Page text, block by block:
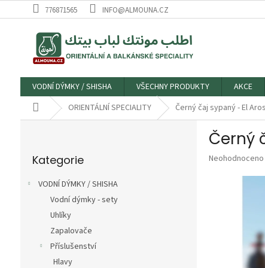
na
776871565 INFO@ALMOUNA.CZ
VODNÍ DÝMKY / SHISHA VŠECHNY PRODUKTY AKCE
Domů ORIENTÁLNÍ SPECIALITY
kategorie
Kategorie
VODNÍ DÝMKY / SHISHA
Vodní dýmky - sety
Uhlíky
Zapalovače
Příslušenství
Hlavy
Průměrné
Neohodnoceno